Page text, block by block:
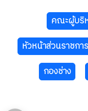
คณะผู้บริ
หัวหน้าส่วนราชการ
กองช่าง